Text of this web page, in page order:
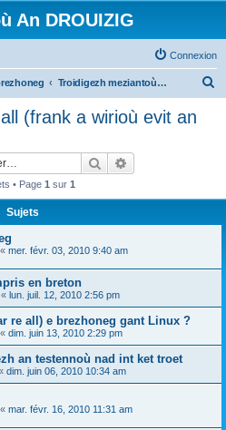
An DROUIZIG
Connexion
Troidigezh meziantoù all (frank a wirioù evit an darn vrasañ anezho)
(frank a wirioù evit an
Rechercher
• Page 1 sur 1
Sujets
« mer. févr. 03, 2010 9:40 am
en breton
« lun. juil. 12, 2010 2:56 pm
re all) e brezhoneg gant Linux ?
« dim. juin 13, 2010 2:29 pm
an testennoù nad int ket troet
dim. juin 06, 2010 10:34 am
« mar. févr. 16, 2010 11:31 am